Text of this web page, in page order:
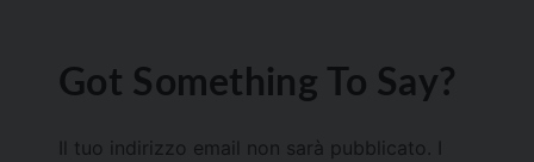
Got Something To Say?
Il tuo indirizzo email non sarà pubblicato.